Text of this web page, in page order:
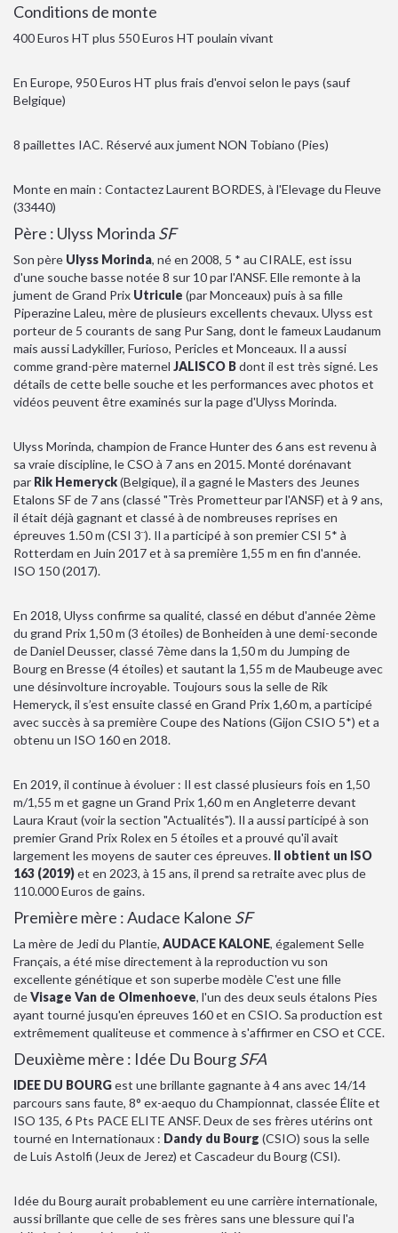
Conditions de monte
400 Euros HT plus 550 Euros HT poulain vivant
En Europe, 950 Euros HT plus frais d'envoi selon le pays (sauf
Belgique)
8 paillettes IAC. Réservé aux jument NON Tobiano (Pies)
Monte en main : Contactez Laurent BORDES, à l'Elevage du Fleuve
(33440)
Père : Ulyss Morinda SF
Son père Ulyss Morinda, né en 2008, 5 * au CIRALE, est issu
d'une souche basse notée 8 sur 10 par l'ANSF. Elle remonte à la
jument de Grand Prix Utricule (par Monceaux) puis à sa fille
Piperazine Laleu, mère de plusieurs excellents chevaux. Ulyss est
porteur de 5 courants de sang Pur Sang, dont le fameux Laudanum
mais aussi Ladykiller, Furioso, Pericles et Monceaux. Il a aussi
comme grand-père maternel JALISCO Bdont il est très signé. Les
détails de cette belle souche et les performances avec photos et
vidéos peuvent être examinés sur la page d'Ulyss Morinda.
Ulyss Morinda, champion de France Hunter des 6 ans est revenu à
sa vraie discipline, le CSO à 7 ans en 2015. Monté dorénavant
par Rik Hemeryck(Belgique), il a gagné le Masters des Jeunes
Etalons SF de 7 ans (classé "Très Prometteur par l'ANSF) et à 9 ans,
il était déjà gagnant et classé à de nombreuses reprises en
épreuves 1.50 m (CSI 3¨). Il a participé à son premier CSI 5* à
Rotterdam en Juin 2017 et à sa première 1,55 m en fin d'année.
ISO 150 (2017).
En 2018, Ulyss confirme sa qualité, classé en début d'année 2ème
du grand Prix 1,50 m (3 étoiles) de Bonheiden à une demi-seconde
de Daniel Deusser, classé 7ème dans la 1,50 m du Jumping de
Bourg en Bresse (4 étoiles) et sautant la 1,55 m de Maubeuge avec
une désinvolture incroyable. Toujours sous la selle de Rik
Hemeryck, il s’est ensuite classé en Grand Prix 1,60 m, a participé
avec succès à sa première Coupe des Nations (Gijon CSIO 5*) et a
obtenu un ISO 160 en 2018.
En 2019, il continue à évoluer : Il est classé plusieurs fois en 1,50
m/1,55 m et gagne un Grand Prix 1,60 m en Angleterre devant
Laura Kraut (voir la section "Actualités"). Il a aussi participé à son
premier Grand Prix Rolex en 5 étoiles et a prouvé qu'il avait
largement les moyens de sauter ces épreuves. Il obtient un ISO
163 (2019)et en 2023, à 15 ans, il prend sa retraite avec plus de
110.000 Euros de gains.
Première mère :Audace Kalone SF
La mère de Jedi du Plantie, AUDACE KALONE, également Selle
Français, a été mise directement à la reproduction vu son
excellente génétique et son superbe modèle C'est une fille
deVisage Van de Olmenhoeve, l'un des deux seuls étalons Pies
ayant tourné jusqu'en épreuves 160 et en CSIO. Sa production est
extrêmement qualiteuse et commence à s'affirmer en CSO et CCE.
Deuxième mère : Idée Du BourgSFA
IDEE DU BOURGest une brillante gagnante à 4 ans avec 14/14
parcours sans faute, 8° ex-aequo du Championnat, classée Élite et
ISO 135, 6 Pts PACE ELITE ANSF. Deux de ses frères utérins ont
tourné en Internationaux : Dandy du Bourg (CSIO) sous la selle
de Luis Astolfi (Jeux de Jerez) et Cascadeur du Bourg (CSI).
Idée du Bourg aurait probablement eu une carrière internationale,
aussi brillante que celle de ses frères sans une blessure qui l'a